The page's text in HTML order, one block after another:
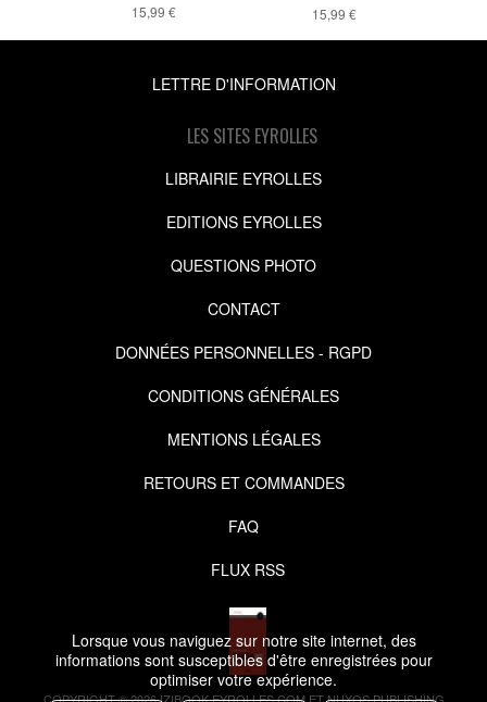
Lorsque vous naviguez sur notre site internet, des
informations sont susceptibles d'être enregistrées pour
optimiser votre expérience.
15,99 €
15,99 €
LETTRE D'INFORMATION
LES SITES EYROLLES
LIBRAIRIE EYROLLES
EDITIONS EYROLLES
QUESTIONS PHOTO
CONTACT
DONNÉES PERSONNELLES - RGPD
CONDITIONS GÉNÉRALES
MENTIONS LÉGALES
RETOURS ET COMMANDES
FAQ
FLUX RSS
COPYRIGHT © 2026 IZIBOOK.EYROLLES.COM ET NUXOS PUBLISHING